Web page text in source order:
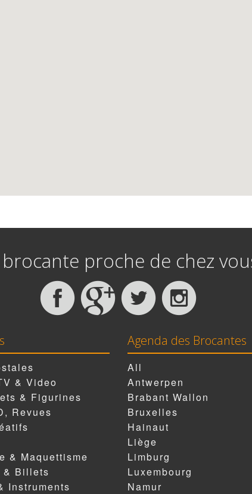
brocante proche de chez
& Video
& Figurines
Revues
& Maquettisme
& Billets
Instruments
Agenda des Brocantes
All
Antwerpen
Brabant Wallon
Bruxelles
Hainaut
Liège
Limburg
Luxembourg
Namur